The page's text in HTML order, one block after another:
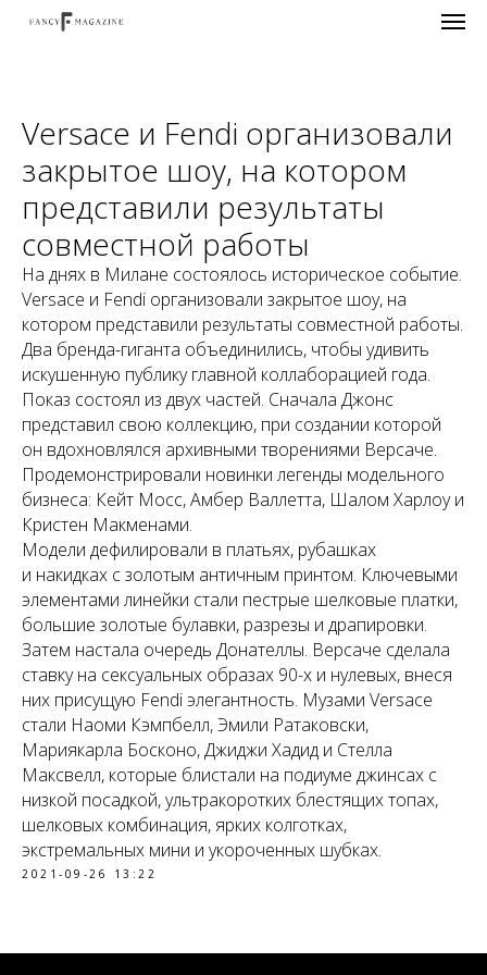
Versace и Fendi организовали
закрытое шоу, на котором
представили результаты
совместной работы
На днях в Милане состоялось историческое событие.
Versace и Fendi организовали закрытое шоу, на
котором представили результаты совместной работы.
Два бренда-гиганта объединились, чтобы удивить
искушенную публику главной коллаборацией года.
Показ состоял из двух частей. Сначала Джонс
представил свою коллекцию, при создании которой
он вдохновлялся архивными творениями Версаче.
Продемонстрировали новинки легенды модельного
бизнеса: Кейт Мосс, Амбер Валлетта, Шалом Харлоу и
Кристен Макменами.
Модели дефилировали в платьях, рубашках
и накидках с золотым античным принтом. Ключевыми
элементами линейки стали пестрые шелковые платки,
большие золотые булавки, разрезы и драпировки.
Затем настала очередь Донателлы. Версаче сделала
ставку на сексуальных образах 90-х и нулевых, внеся
них присущую Fendi элегантность. Музами Versace
стали Наоми Кэмпбелл, Эмили Ратаковски,
Мариякарла Босконо, Джиджи Хадид и Стелла
Максвелл, которые блистали на подиуме джинсах с
низкой посадкой, ультракоротких блестящих топах,
шелковых комбинация, ярких колготках,
экстремальных мини и укороченных шубках.
2021-09-26 13:22